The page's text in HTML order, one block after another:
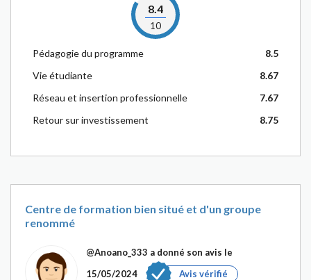
8.4
10
Pédagogie du programme
8.5
Vie étudiante
8.67
Réseau et insertion professionnelle
7.67
Retour sur investissement
8.75
Centre de formation bien situé et d'un groupe
renommé
@Anoano_333 a donné son avis le
15/05/2024
Avis vérifié